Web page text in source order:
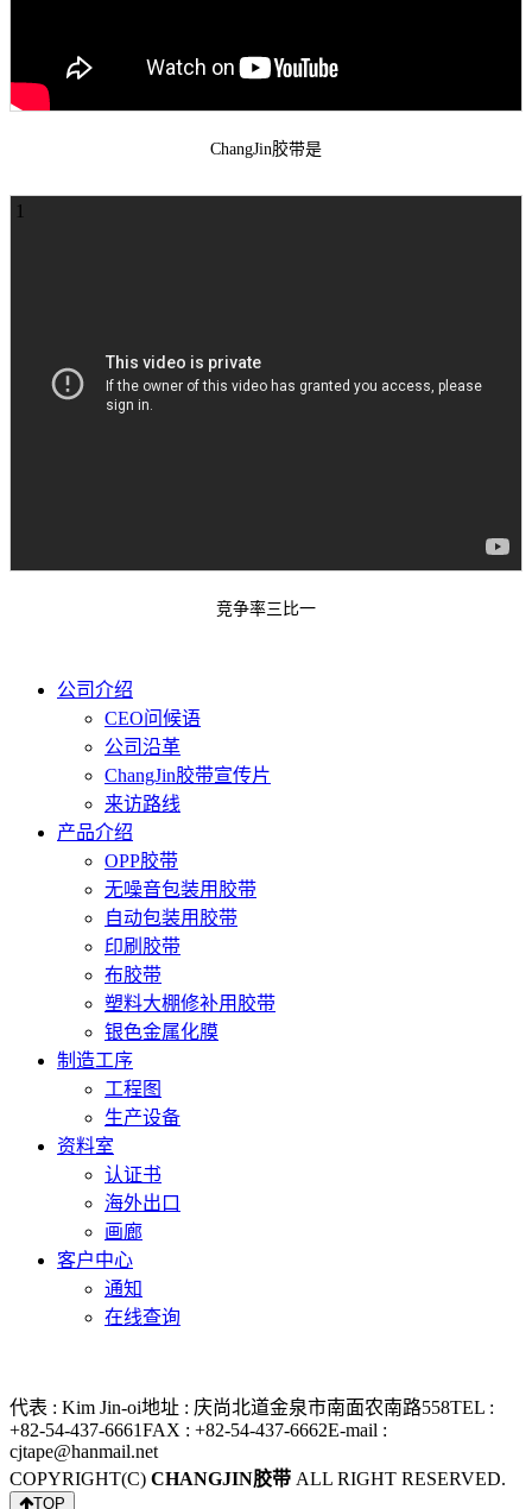
ChangJin胶带是
1
竞争率三比一
公司介绍
CEO问候语
公司沿革
ChangJin胶带宣传片
来访路线
产品介绍
OPP胶带
无噪音包装用胶带
自动包装用胶带
印刷胶带
布胶带
塑料大棚修补用胶带
银色金属化膜
制造工序
工程图
生产设备
资料室
认证书
海外出口
画廊
客户中心
通知
在线查询
代表 : Kim Jin-oi地址 : 庆尚北道金泉市南面农南路558TEL :
+82-54-437-6661FAX : +82-54-437-6662E-mail :
cjtape@hanmail.net
COPYRIGHT(C) CHANGJIN胶带 ALL RIGHT RESERVED.
TOP